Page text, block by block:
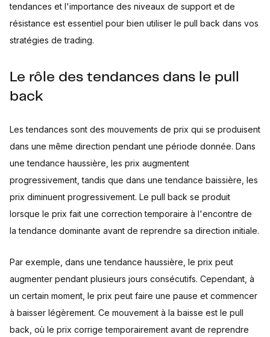
tendances et l'importance des niveaux de support et de
résistance est essentiel pour bien utiliser le pull back dans vos
stratégies de trading.
Le rôle des tendances dans le pull
back
Les tendances sont des mouvements de prix qui se produisent
dans une même direction pendant une période donnée. Dans
une tendance haussière, les prix augmentent
progressivement, tandis que dans une tendance baissière, les
prix diminuent progressivement. Le pull back se produit
lorsque le prix fait une correction temporaire à l'encontre de
la tendance dominante avant de reprendre sa direction initiale.
Par exemple, dans une tendance haussière, le prix peut
augmenter pendant plusieurs jours consécutifs. Cependant, à
un certain moment, le prix peut faire une pause et commencer
à baisser légèrement. Ce mouvement à la baisse est le pull
back, où le prix corrige temporairement avant de reprendre